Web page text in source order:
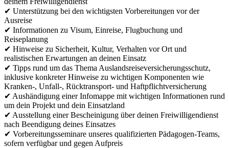
✔ Unterstützung bei den wichtigsten Vorbereitungen vor der
Ausreise
✔ Informationen zu Visum, Einreise, Flugbuchung und
Reiseplanung
✔ Hinweise zu Sicherheit, Kultur, Verhalten vor Ort und
realistischen Erwartungen an deinen Einsatz
✔ Tipps rund um das Thema Auslandsreiseversicherungsschutz,
inklusive konkreter Hinweise zu wichtigen Komponenten wie
Kranken-, Unfall-, Rücktransport- und Haftpflichtversicherung
✔ Aushändigung einer Infomappe mit wichtigen Informationen rund
um dein Projekt und dein Einsatzland
✔ Ausstellung einer Bescheinigung über deinen Freiwilligendienst
nach Beendigung deines Einsatzes
✔ Vorbereitungsseminare unseres qualifizierten Pädagogen-Teams,
sofern verfügbar und gegen Aufpreis